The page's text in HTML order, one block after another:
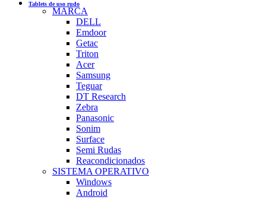
Tablets de uso rudo
MARCA
DELL
Emdoor
Getac
Triton
Acer
Samsung
Teguar
DT Research
Zebra
Panasonic
Sonim
Surface
Semi Rudas
Reacondicionados
SISTEMA OPERATIVO
Windows
Android